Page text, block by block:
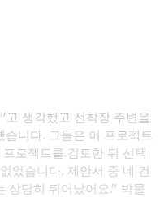
생각했고 선착장 주변을
니다. 그들은 이 프로젝트
로젝트를 검토한 뒤 선택
었습니다. 제안서 중 네 건
상당히 뛰어났어요.” 박물